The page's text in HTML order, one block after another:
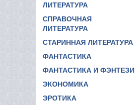
ЛИТЕРАТУРА
СПРАВОЧНАЯ
ЛИТЕРАТУРА
СТАРИННАЯ ЛИТЕРАТУРА
ФАНТАСТИКА
ФАНТАСТИКА И ФЭНТЕЗИ
ЭКОНОМИКА
ЭРОТИКА